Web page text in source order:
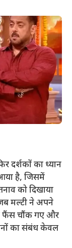
दर्शकों का ध्यान
आया है, जिसमें
को दिखाया
मल्टी ने अपने
फैंस चौंक गए और
का संबंध केवल